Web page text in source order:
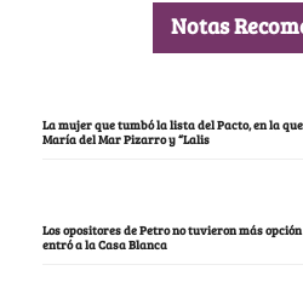
Notas
La mujer que tumbó la lista del Pacto, en la
María del Mar Pizarro y “Lalis
Los opositores de Petro no tuvieron más
entró a la Casa Blanca